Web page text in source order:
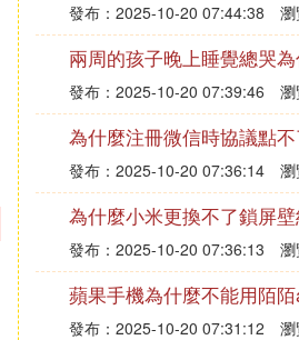
發布：2025-10-20 07:44:38
兩周的孩子晚上睡覺總哭
發布：2025-10-20 07:39:46 瀏
為什麼注冊微信時協議點不
發布：2025-10-20 07:36:14
為什麼小米更換不了鎖屏
發布：2025-10-20 07:36:13
蘋果手機為什麼不能用陌
發布：2025-10-20 07:31:12